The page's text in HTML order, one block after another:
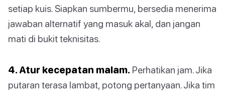
setiap kuis. Siapkan sumbermu, bersedia menerima
jawaban alternatif yang masuk akal, dan jangan
mati di bukit teknisitas.
4. Atur kecepatan malam. Perhatikan jam. Jika
putaran terasa lambat, potong pertanyaan. Jika tim